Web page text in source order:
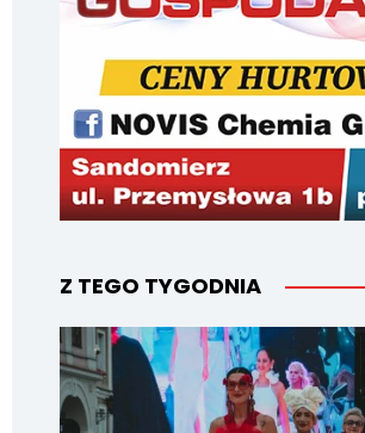
Z TEGO TYGODNIA